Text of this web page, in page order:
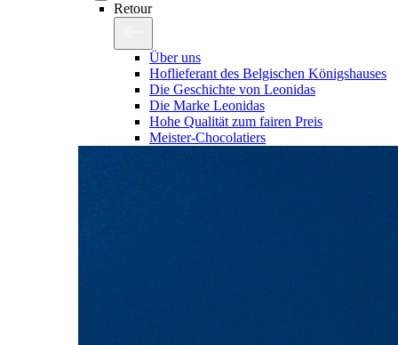
Retour
Über uns
Hoflieferant des Belgischen Königshauses
Die Geschichte von Leonidas
Die Marke Leonidas
Hohe Qualität zum fairen Preis
Meister-Chocolatiers